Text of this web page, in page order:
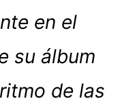
en el
su álbum
de las